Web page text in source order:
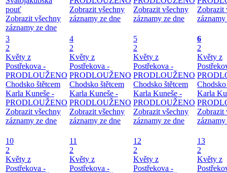
pouť
Zobrazit všechny
záznamy ze dne
Zobrazit všechny
záznamy ze dne
Zobrazit všechny
záznamy ze dne
Zobrazit
3
2
Květy z
Postřekova -
PRODLOUŽENO
Chodsko štětcem
Karla Kuneše -
PRODLOUŽENO
Zobrazit všechny
záznamy ze dne
4
2
Květy z
Postřekova -
PRODLOUŽENO
Chodsko štětcem
Karla Kuneše -
PRODLOUŽENO
Zobrazit všechny
záznamy ze dne
5
2
Květy z
Postřekova -
PRODLOUŽENO
Chodsko štětcem
Karla Kuneše -
PRODLOUŽENO
Zobrazit všechny
záznamy ze dne
6
2
Květy z
Chodsko
Karla
Zobrazit
10
2
Květy z
Postřekova -
11
2
Květy z
Postřekova -
12
2
Květy z
Postřekova -
13
2
Květy z